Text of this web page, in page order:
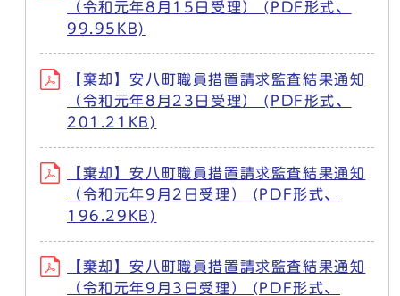
（令和元年8月15日受理） (PDF形式、
99.95KB)
【棄却】安八町職員措置請求監査結果通知
（令和元年8月23日受理） (PDF形式、
201.21KB)
【棄却】安八町職員措置請求監査結果通知
（令和元年9月2日受理） (PDF形式、
196.29KB)
【棄却】安八町職員措置請求監査結果通知
（令和元年9月3日受理） (PDF形式、